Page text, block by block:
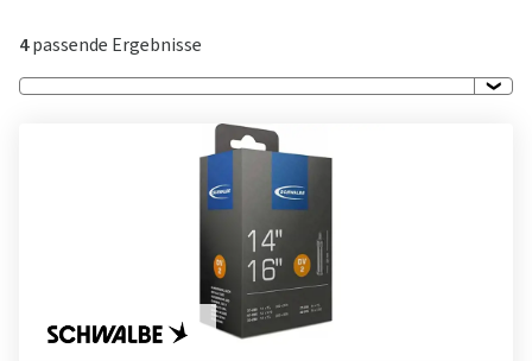
4passende Ergebnisse